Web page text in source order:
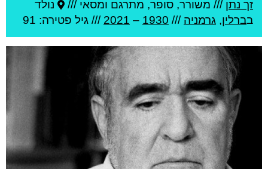
זך נתן /// משורר, סופר, מתרגם ומסאי ///
נולד
בברלין, גרמניה ///
1930
–
2021 /// גיל פטירה: 91